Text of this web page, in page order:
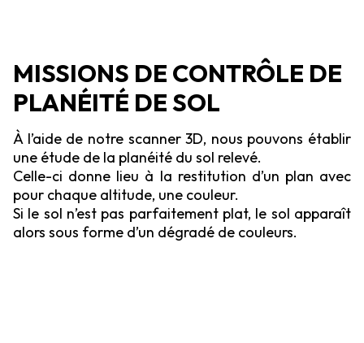
MISSIONS DE CONTRÔLE DE
PLANÉITÉ DE SOL
À l’aide de notre scanner 3D, nous pouvons établir
une étude de la planéité du sol relevé.
Celle-ci donne lieu à la restitution d’un plan avec
pour chaque altitude, une couleur.
Si le sol n’est pas parfaitement plat, le sol apparaît
alors sous forme d’un dégradé de couleurs.